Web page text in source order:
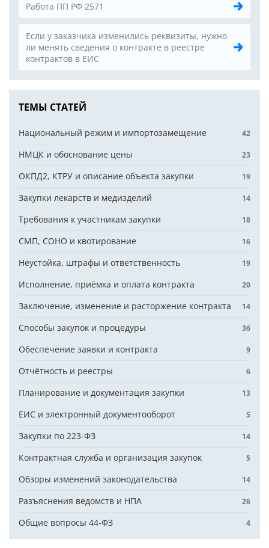
Работа ПП РФ 2571
Если у заказчика изменились реквизиты, нужно
ли менять сведения о контракте в реестре
контрактов в ЕИС
ТЕМЫ СТАТЕЙ
Национальный режим и импортозамещение 42
НМЦК и обоснование цены 23
ОКПД2, КТРУ и описание объекта закупки 19
Закупки лекарств и медизделий 14
Требования к участникам закупки 18
СМП, СОНО и квотирование 16
Неустойка, штрафы и ответственность 19
Исполнение, приёмка и оплата контракта 20
Заключение, изменение и расторжение контракта 14
Способы закупок и процедуры 36
Обеспечение заявки и контракта 9
Отчётность и реестры 6
Планирование и документация закупки 13
ЕИС и электронный документооборот 5
Закупки по 223-ФЗ 14
Контрактная служба и организация закупок 5
Обзоры изменений законодательства 14
Разъяснения ведомств и НПА 26
Общие вопросы 44-ФЗ 4